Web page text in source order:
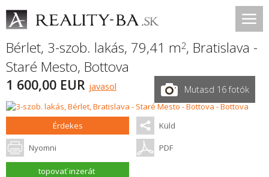
Bérlet, 3-szob. lakás, 79,41 m2, Bratislava -
Staré Mesto, Bottova
1 600,00 EUR javasol Mutasd 16 fotók
Érdekes Küld
Nyomni PDF
topovať inzerát